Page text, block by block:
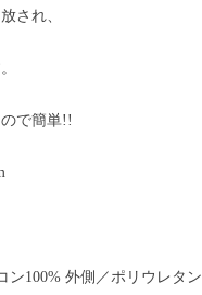
され、
で簡単!!
ン100% 外側／ポリウレタン